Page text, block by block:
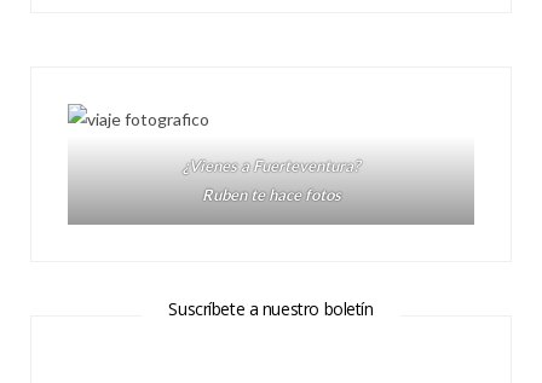
¿Vienes a Fuerteventura?
Ruben te hace fotos
Suscríbete a nuestro boletín